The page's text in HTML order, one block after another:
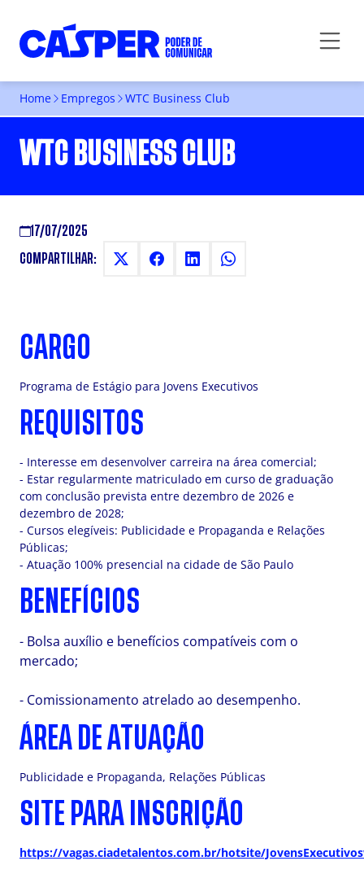
Home Empregos WTC Business Club
WTC BUSINESS CLUB
17/07/2025
COMPARTILHAR:
CARGO
Programa de Estágio para Jovens Executivos
REQUISITOS
- Interesse em desenvolver carreira na área comercial;
- Estar regularmente matriculado em curso de graduação
com conclusão prevista entre dezembro de 2026 e
dezembro de 2028;
- Cursos elegíveis: Publicidade e Propaganda e Relações
Públicas;
- Atuação 100% presencial na cidade de São Paulo
BENEFÍCIOS
- Bolsa auxílio e benefícios compatíveis com o
mercado;
- Comissionamento atrelado ao desempenho.
ÁREA DE ATUAÇÃO
Publicidade e Propaganda, Relações Públicas
SITE PARA INSCRIÇÃO
https://vagas.ciadetalentos.com.br/hotsite/